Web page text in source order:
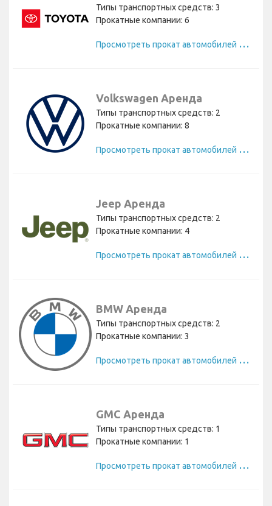
Типы транспортных средств: 3
Прокатные компании: 6
П
росмотреть прокат автомобилей Toyota
Volkswagen Аренда
Типы транспортных средств: 2
Прокатные компании: 8
П
росмотреть прокат автомобилей Volkswagen
Jeep Аренда
Типы транспортных средств: 2
Прокатные компании: 4
П
росмотреть прокат автомобилей Jeep
BMW Аренда
Типы транспортных средств: 2
Прокатные компании: 3
П
росмотреть прокат автомобилей BMW
GMC Аренда
Типы транспортных средств: 1
Прокатные компании: 1
П
росмотреть прокат автомобилей GMC